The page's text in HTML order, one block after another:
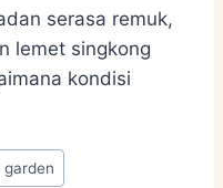
serasa remuk,
lemet singkong
kondisi